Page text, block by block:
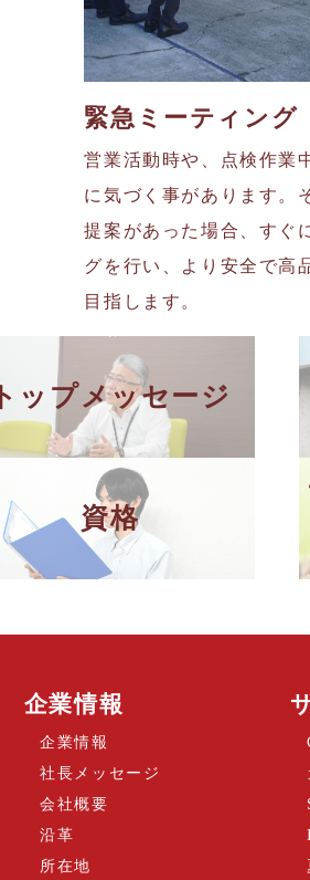
緊急ミーティング
営業活動時や、点検作業
に気づく事があります。
提案があった場合、すぐ
グを行い、より安全で高
目指します。
トップメッセージ
資格
企業情報
企業情報
社長メッセージ
会社概要
沿革
所在地